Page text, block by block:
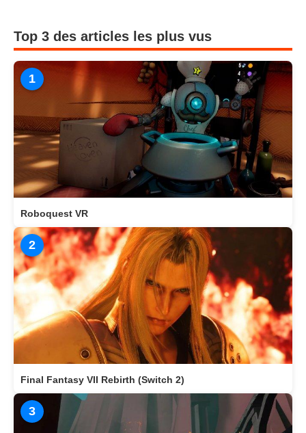
Top 3 des articles les plus vus
1
Roboquest VR
2
Final Fantasy VII Rebirth (Switch 2)
3